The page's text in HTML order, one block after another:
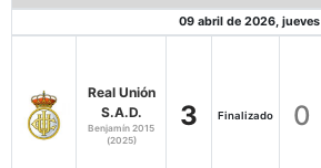
09 abril de 2026, jueves
Real Unión
S.A.D.
Benjamín 2015
(2025)
3 Finalizado 0